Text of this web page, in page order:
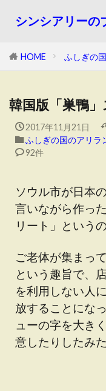
シンシアリーの
HOME ふしぎの
韓国版「巣鴨
2017年11月21日
ふしぎの国のアリラ
92件
ソウル市が日本
言いながら作っ
リート」という
ご老体が集まっ
という趣旨で、
を利用しない人
放することにな
ューの字を大き
意したりしたみた